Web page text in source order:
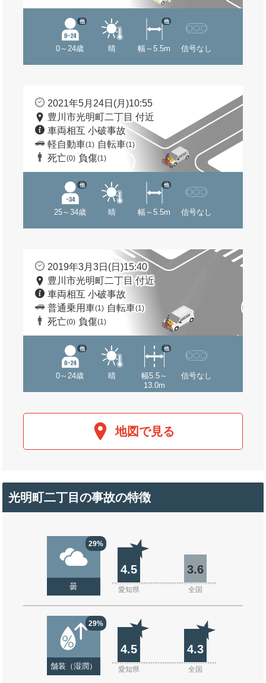
0～24歳
他
晴 幅～5.5m
他
信号なし
2021年5月24日(月)10:55
豊川市光明町二丁目 付近
車両相互 小破事故
軽自動車(1) 自転車(1)
死亡(0) 負傷(1)
25～34歳
他
晴 幅～5.5m
他
信号なし
2019年3月3日(日)15:40
豊川市光明町二丁目 付近
車両相互 小破事故
普通乗用車(1) 自転車(1)
死亡(0) 負傷(1)
0～24歳
他
晴
幅5.5～
13.0m
他
信号なし
地図で見る
光明町二丁目の事故の特徴
29%
曇
4.5 3.6
愛知県 全国
29%
舗装（湿潤）
4.5 4.3
愛知県 全国